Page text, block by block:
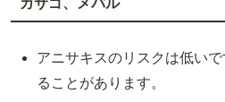
カサゴ、メバル
アニサキスのリスクは低い
ることがあります。